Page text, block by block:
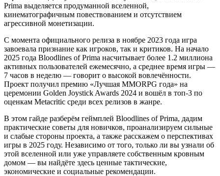
Prima выделяется продуманной вселенной,
кинематографичным повествованием и отсутствием
агрессивной монетизации.
С момента официального релиза в ноябре 2023 года игра
завоевала признание как игроков, так и критиков. На начало
2025 года Bloodlines of Prima насчитывает более 1.2 миллиона
активных пользователей ежемесячно, а среднее время игры —
7 часов в неделю — говорит о высокой вовлечённости.
Проект получил премию «Лучшая MMORPG года» на
церемонии Golden Joystick Awards 2024 и вошёл в топ-3 по
оценкам Metacritic среди всех релизов в жанре.
В этом гайде разберём геймплей Bloodlines of Prima, дадим
практические советы для новичков, проанализируем сильные
и слабые стороны проекта, а также расскажем о перспективах
игры в 2025 году. Независимо от того, только ли вы узнали об
этой вселенной или уже управляете собственным кровным
домом — вы найдёте здесь ценные тактические,
экономические и социальные рекомендации.